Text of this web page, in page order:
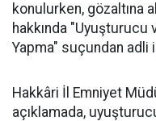
konulurken, gözaltına
hakkında "Uyuşturucu
Yapma" suçundan adli
Hakkâri İl Emniyet
açıklamada,